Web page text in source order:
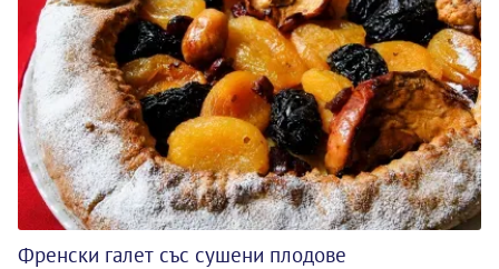
Френски галет със сушени плодове